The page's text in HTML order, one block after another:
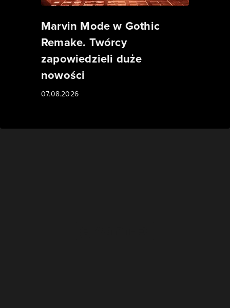
Marvin Mode w Gothic
Remake. Twórcy
zapowiedzieli duże
nowości
07.08.2026